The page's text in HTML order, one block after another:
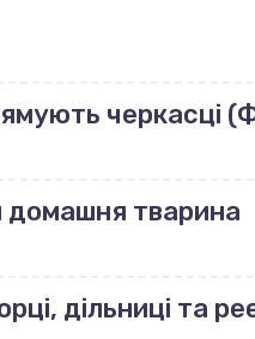
черкасці
домашня тварина
дільниці та